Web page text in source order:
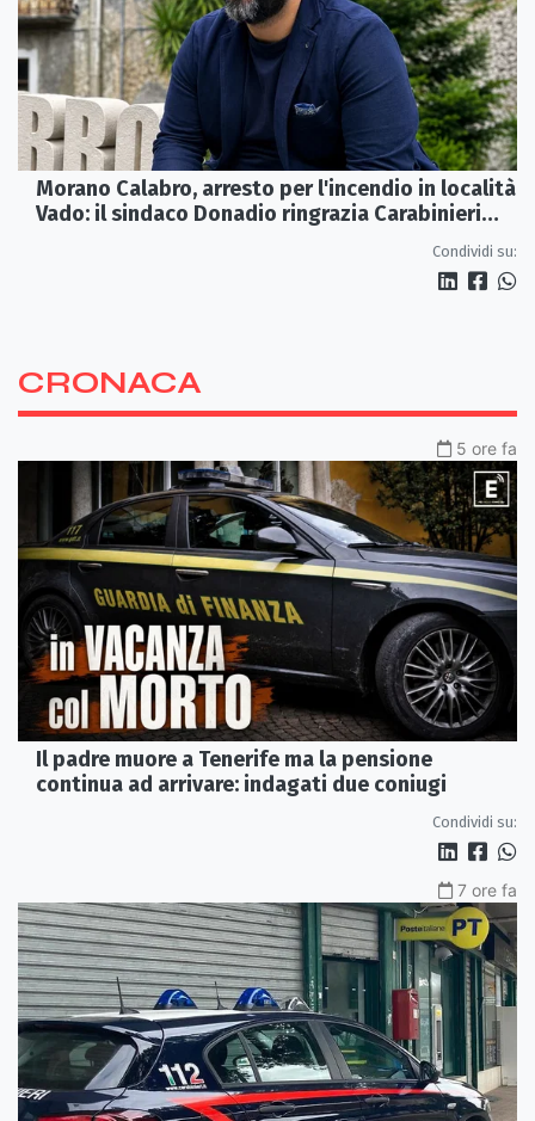
Morano Calabro, arresto per l'incendio in località
Vado: il sindaco Donadio ringrazia Carabinieri
Condividi su:
CRONACA
5 ore fa
Il padre muore a Tenerife ma la pensione
continua ad arrivare: indagati due coniugi
Condividi su:
7 ore fa